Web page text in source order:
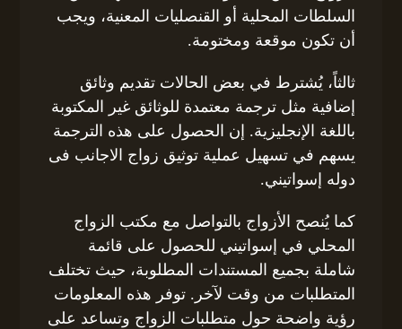
السلطات المحلية أو القنصليات المعنية، ويجب
أن تكون موقعة ومختومة.
ثالثاً، يُشترط في بعض الحالات تقديم وثائق
إضافية مثل ترجمة معتمدة للوثائق غير المكتوبة
باللغة الإنجليزية. إن الحصول على هذه الترجمة
يسهم في تسهيل عملية توثيق زواج الاجانب فى
دوله إسواتيني.
كما يُنصح الأزواج بالتواصل مع مكتب الزواج
المحلي في إسواتيني للحصول على قائمة
شاملة بجميع المستندات المطلوبة، حيث تختلف
المتطلبات من وقت لآخر. توفر هذه المعلومات
رؤية واضحة حول متطلبات الزواج وتساعد على